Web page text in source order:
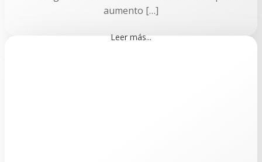
aumento […]
Leer más...